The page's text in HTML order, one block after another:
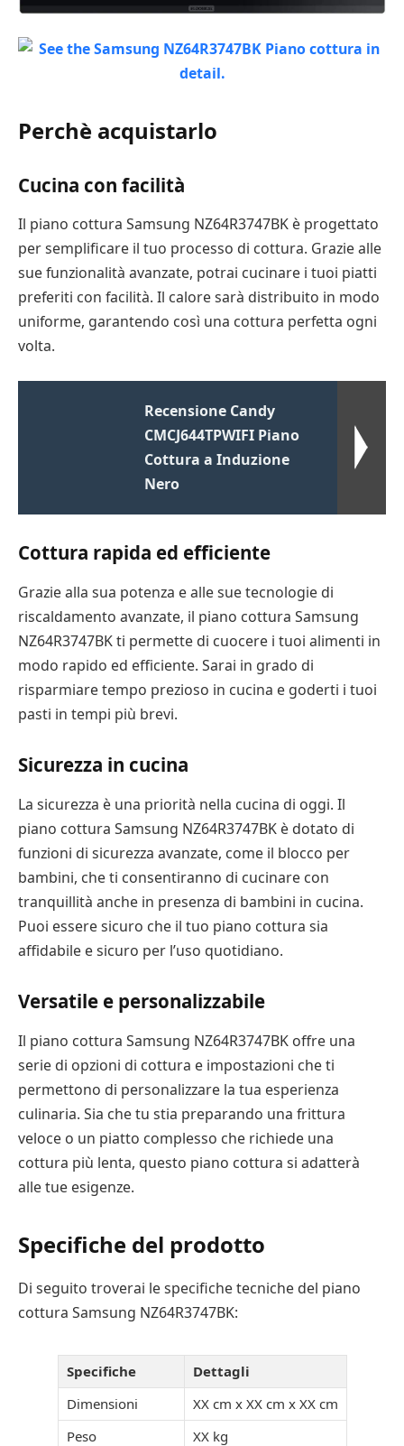
Perchè acquistarlo
Cucina con facilità
Il piano cottura Samsung NZ64R3747BK è progettato
per semplificare il tuo processo di cottura. Grazie alle
sue funzionalità avanzate, potrai cucinare i tuoi piatti
preferiti con facilità. Il calore sarà distribuito in modo
uniforme, garantendo così una cottura perfetta ogni
volta.
Recensione Candy
CMCJ644TPWIFI Piano
Cottura a Induzione
Nero
Cottura rapida ed efficiente
Grazie alla sua potenza e alle sue tecnologie di
riscaldamento avanzate, il piano cottura Samsung
NZ64R3747BK ti permette di cuocere i tuoi alimenti in
modo rapido ed efficiente. Sarai in grado di
risparmiare tempo prezioso in cucina e goderti i tuoi
pasti in tempi più brevi.
Sicurezza in cucina
La sicurezza è una priorità nella cucina di oggi. Il
piano cottura Samsung NZ64R3747BK è dotato di
funzioni di sicurezza avanzate, come il blocco per
bambini, che ti consentiranno di cucinare con
tranquillità anche in presenza di bambini in cucina.
Puoi essere sicuro che il tuo piano cottura sia
affidabile e sicuro per l’uso quotidiano.
Versatile e personalizzabile
Il piano cottura Samsung NZ64R3747BK offre una
serie di opzioni di cottura e impostazioni che ti
permettono di personalizzare la tua esperienza
culinaria. Sia che tu stia preparando una frittura
veloce o un piatto complesso che richiede una
cottura più lenta, questo piano cottura si adatterà
alle tue esigenze.
Specifiche del prodotto
Di seguito troverai le specifiche tecniche del piano
cottura Samsung NZ64R3747BK:
Specifiche
Dettagli
Dimensioni
XX cm x XX cm x XX cm
Peso
XX kg